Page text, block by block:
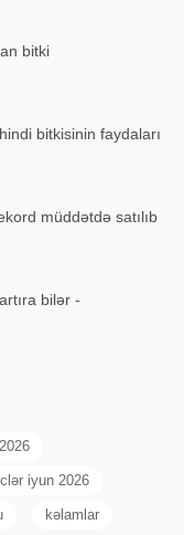
bitki
bitkisinin faydaları
müddətdə satılıb
bilər -
iyun 2026
kəlamlar